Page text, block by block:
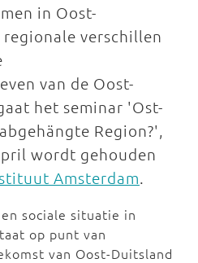
in Oost-
verschillen
van de Oost-
het seminar 'Ost-
Region?',
wordt gehouden
Amsterdam.
sociale situatie in
op punt van
van Oost-Duitsland